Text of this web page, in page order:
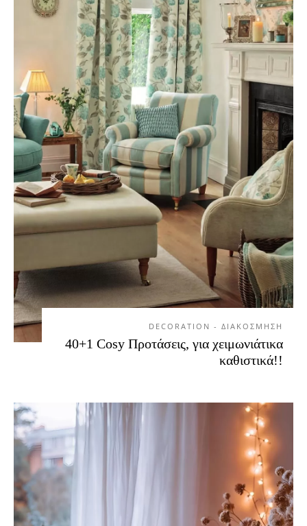
DECORATION - ΔΙΑΚΟΣΜΗΣΗ
40+1 Cosy Προτάσεις, για χειμωνιάτικα
καθιστικά!!